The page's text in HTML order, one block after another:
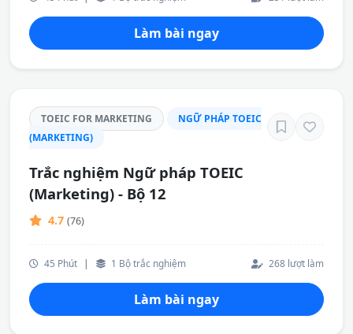
Làm bài ngay
TOEIC FOR MARKETING
NGỮ PHÁP TOEIC
(MARKETING)
Trắc nghiệm Ngữ pháp TOEIC
(Marketing) - Bộ 12
4.7 (76)
45 Phút | 1 Bộ trắc nghiệm 268 lượt làm
Làm bài ngay